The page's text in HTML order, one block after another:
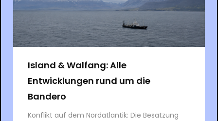
Island & Walfang: Alle
Entwicklungen rund um die
Bandero
Konflikt auf dem Nordatlantik: Die Besatzung